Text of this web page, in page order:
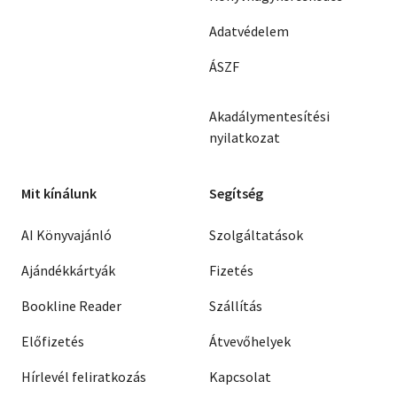
Adatvédelem
ÁSZF
Akadálymentesítési
nyilatkozat
Mit kínálunk
AI Könyvajánló
Ajándékkártyák
Bookline Reader
Előfizetés
Hírlevél feliratkozás
Segítség
Szolgáltatások
Fizetés
Szállítás
Átvevőhelyek
Kapcsolat